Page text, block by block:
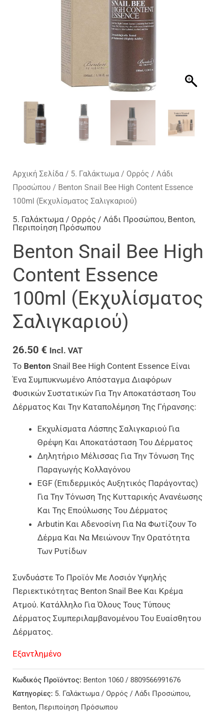
Αρχική Σελίδα / 5. Γαλάκτωμα / Ορρός / Λάδι
Προσώπου / Benton Snail Bee High Content Essence
100ml (Εκχυλίσματος Σαλιγκαριού)
5. Γαλάκτωμα / Ορρός / Λάδι Προσώπου, Benton,
Περιποίηση Πρόσωπου
Benton Snail Bee High
Content Essence
100ml (Εκχυλίσματος
Σαλιγκαριού)
26.50 € Incl. VAT
Το Benton Snail Bee High Content Essence Είναι
Ένα Συμπυκνωμένο Απόσταγμα Διαφόρων
Φυσικών Συστατικών Για Την Αποκατάσταση Του
Δέρματος Και Την Καταπολέμηση Της Γήρανσης:
Εκχυλίσματα Λάσπης Σαλιγκαριού Για
Θρέψη Και Αποκατάσταση Του Δέρματος
Δηλητήριο Μέλισσας Για Την Τόνωση Της
Παραγωγής Κολλαγόνου
EGF (επιδερμικός Αυξητικός Παράγοντας)
Για Την Τόνωση Της Κυτταρικής Ανανέωσης
Και Της Επούλωσης Του Δέρματος
Arbutin Και Αδενοσίνη Για Να Φωτίζουν Το
Δέρμα Και Να Μειώνουν Την Ορατότητα
Των Ρυτίδων
Συνδυάστε Το Προϊόν Με Λοσιόν Υψηλής
Περιεκτικότητας Benton Snail Bee Και Κρέμα
Ατμού. Κατάλληλο Για Όλους Τους Τύπους
Δέρματος Συμπεριλαμβανομένου Του Ευαίσθητου
Δέρματος.
Εξαντλημένο
Κωδικός Προϊόντος: Benton 1060 / 8809566991676
Κατηγορίες: 5. Γαλάκτωμα / Ορρός / Λάδι Προσώπου,
Benton, Περιποίηση Πρόσωπου